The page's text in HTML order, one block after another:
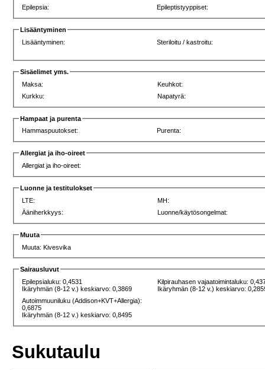
Epilepsia:
Epileptistyyppiset:
Lisääntyminen
Lisääntyminen:
Steriloitu / kastroitu:
Sisäelimet yms.
Maksa:
Keuhkot:
Kurkku:
Napatyrä:
Hampaat ja purenta
Hammaspuutokset:
Purenta:
Allergiat ja iho-oireet
Allergiat ja iho-oireet:
Luonne ja testitulokset
LTE:
MH:
Ääniherkkyys:
Luonne/käytösongelmat:
Muuta
Muuta: Kivesvika
Sairausluvut
Epilepsialuku: 0,4531
Ikäryhmän (8-12 v.) keskiarvo: 0,3869
Kilpirauhasen vajaatoimintaluku:
Ikäryhmän (8-12 v.) keskiarvo:
Autoimmuuniluku (Addison+KVT+Allergia):
0,6875
Ikäryhmän (8-12 v.) keskiarvo: 0,8495
Sukutaulu